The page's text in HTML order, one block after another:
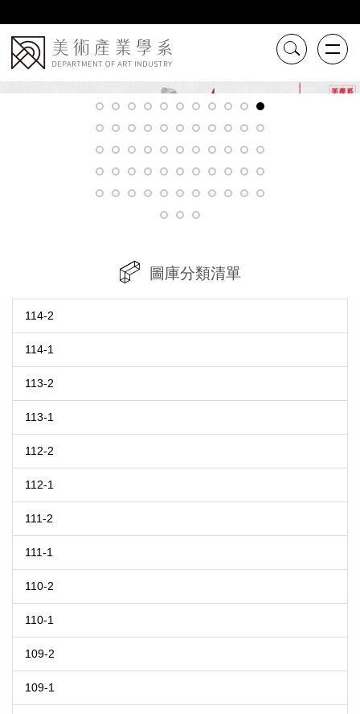
到
主
要
內
容
圖庫分類清單
114-2
114-1
113-2
113-1
112-2
112-1
111-2
111-1
110-2
110-1
109-2
109-1